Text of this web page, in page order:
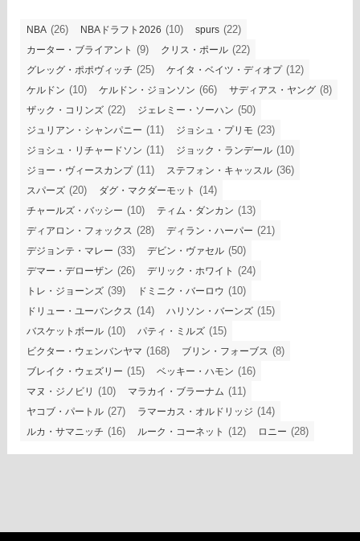
NBA (26) NBAドラフト2026 (10) spurs (22)
カーター・ブライアント (9) クリス・ポール (22)
グレッグ・ポポヴィッチ (25) ケイタ・ベイツ・ディオプ(12)
ケルドン (10) ケルドン・ジョンソン (66) サディアス・ヤング (8)
ザック・コリンズ (22) ジェレミー・ソーハン (50)
ジュリアン・シャンパニー (11) ジョシュ・プリモ (23)
ジョシュ・リチャードソン (11) ジョック・ランデール (10)
ジョー・ヴィースカンプ(11) ステフォン・キャッスル (36)
スパーズ (20) ダグ・マクダーモット (14)
チャールズ・バッシー (10) ティム・ダンカン (13)
ディアロン・フォックス (28) ディラン・ハーパー (21)
デジョンテ・マレー (33) デビン・ヴァセル (50)
デマー・デローザン (26) デリック・ホワイト (24)
トレ・ジョーンズ (39) ドミニク・バーロウ (10)
ドリュー・ユーバンクス (14) ハリソン・バーンズ (15)
バスケットボール (10) パティ・ミルズ (15)
ビクター・ウェンバンヤマ (168) ブリン・フォーブス (8)
ブレイク・ウェズリー (15) ベッキー・ハモン (16)
マヌ・ジノビリ (10) マラカイ・ブラーナム (11)
ヤコブ・パートル (27) ラマーカス・オルドリッジ (14)
ルカ・サマニッチ (16) ルーク・コーネット (12) ロニー (28)